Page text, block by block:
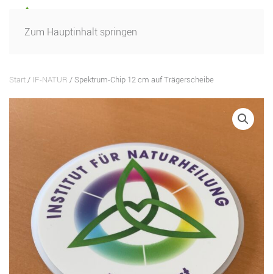
Zum Hauptinhalt springen
Start/ IF-NATUR / Spektrum-Chip 12 cm auf Trägerscheibe